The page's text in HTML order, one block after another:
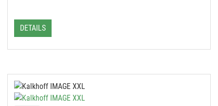
DETAILS